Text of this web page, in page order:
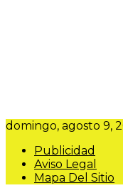
domingo, agosto 9,
Publicidad
Aviso Legal
Mapa Del Sitio